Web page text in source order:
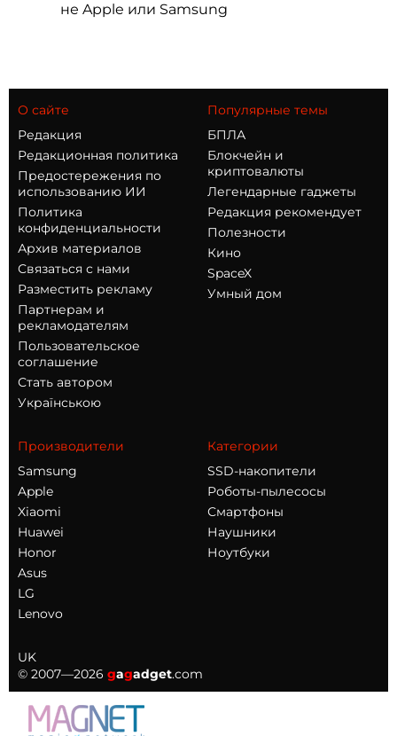
не Apple или Samsung
О сайте
Редакция
Редакционная политика
Предостережения по
использованию ИИ
Политика
конфиденциальности
Архив материалов
Связаться с нами
Разместить рекламу
Партнерам и
рекламодателям
Пользовательское
соглашение
Стать автором
Українською
Популярные темы
БПЛА
Блокчейн и
криптовалюты
Легендарные гаджеты
Редакция рекомендует
Полезности
Кино
SpaceX
Умный дом
Производители
Samsung
Apple
Xiaomi
Huawei
Honor
Asus
LG
Lenovo
Категории
SSD-накопители
Роботы-пылесосы
Смартфоны
Наушники
Ноутбуки
UK
© 2007—2026 gagadget.com